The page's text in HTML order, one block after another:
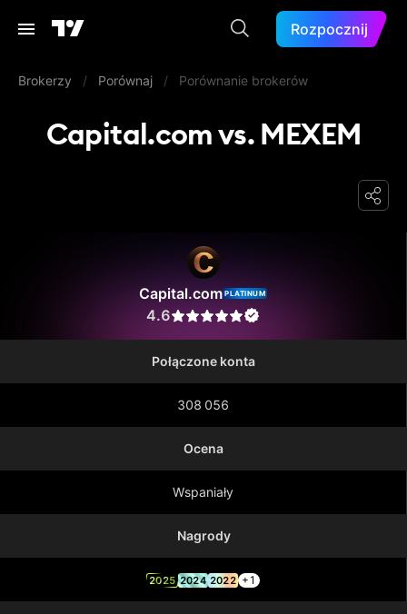
Rozpocznij
Brokerzy / Porównaj / Porównanie brokerów
Capital.com vs. MEXEM
Capital.com PLATINUM
4.6
Połączone konta
308 056
Ocena
Wspaniały
Nagrody
2025 2024 2022 +1